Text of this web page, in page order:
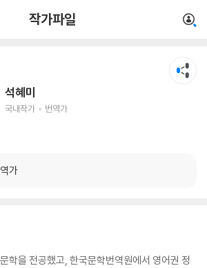
작가파일
석혜미
국내작가 번역가
가
학을 전공했고, 한국문학번역원에서 영어권 정